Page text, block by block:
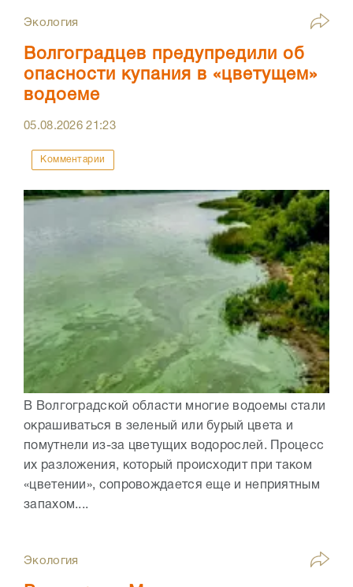
Экология
Волгоградцев предупредили об
опасности купания в «цветущем»
водоеме
05.08.202621:23
Комментарии
В Волгоградской области многие водоемы стали
окрашиваться в зеленый или бурый цвета и
помутнели из-за цветущих водорослей. Процесс
их разложения, который происходит при таком
«цветении», сопровождается еще и неприятным
запахом....
Экология